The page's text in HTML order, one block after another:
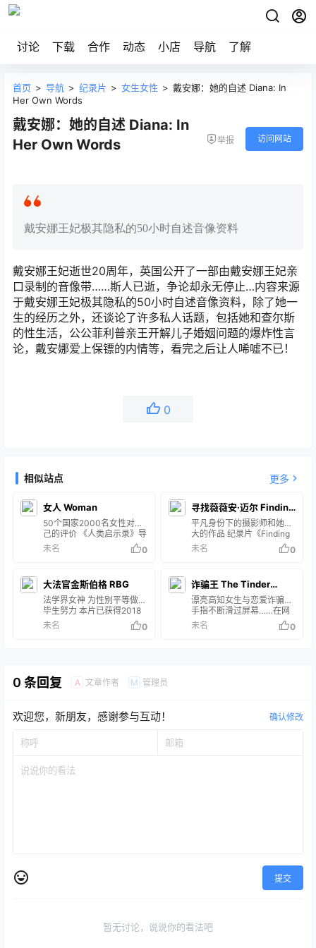
讨论 下载 合作 动态 小店 导航 了解
首页 > 导航 > 纪录片 > 女生女性 > 戴安娜：她的自述 Diana: In
Her Own Words
戴安娜：她的自述 Diana: In
Her Own Words
举报 访问网站
戴安娜王妃极其隐私的50小时自述音像资料
戴安娜王妃逝世20周年，英国公开了一部由戴安娜王妃亲
口录制的音像带……斯人已逝，争论却永无停止…内容来源
于戴安娜王妃极其隐私的50小时自述音像资料，除了她一
生的经历之外，还谈论了许多私人话题，包括她和查尔斯
的性生活，公公菲利普亲王开解儿子婚姻问题的爆炸性言
论，戴安娜爱上保镖的内情等，看完之后让人唏嘘不已！
0
相似站点 更多
女人 Woman
50个国家2000名女性对自
己的评价 《人类启示录》导
演最新力作，用同样方式走
访50个国家，纪录2000名
“自画像”。随着近年性别平
权运动越来越多元化，女性
也越来越理解且欣赏自身的
能力。当女性和多元性别的
声音越来越受到重视，单单
性别中的流动性和更实质性
未名 0
寻找薇薇安·迈尔 Finding
Vivian Maier
平凡身份下的摄影师和她伟
大的作品 纪录片《Finding
Vivian Maier》定于9月份
在多伦多国际电影节期间首
无闻做了40年保姆，去世后
留下10万多张芝加哥街景和
街头人像底片，2007年在
一场拍卖会上被电影制片人
John Maloof拍得后重见天
未名 0
大法官金斯伯格 RBG
法学界女神 为性别平等做出
毕生努力 本片已获得2018
年美国国家评论协会奖，并
成为2019年奥斯卡最佳纪录
士尊敬的传奇。常被简称为
RBG的金斯堡大法官已经是
的父亲是第一代美国移民，
未名 0
诈骗王 The Tinder
Swindler
漂亮高知女生与恋爱诈骗犯
手指不断滑过屏幕……在网
上寻找真爱并不容易，所以
当塞西莉刷到一位英俊风流
大戏开始上演。塞西莉发现
未名 0
0 条回复 A 文章作者 M 管理员
欢迎您，新朋友，感谢参与互动！ 确认修改
提交
暂无讨论，说说你的看法吧